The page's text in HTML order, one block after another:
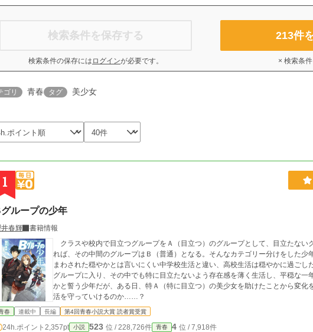
検索条件を保存する
検索条件の保存には ログインが必要です。
213件
× 検索条
ゴリ 青春 タグ 美少女
1
ループの少年
春輝
書籍情報
クラスや校内で目立つグループをＡ（目立つ）のグループとして、目立たない
れば、その中間のグループはＢ（普通）となる。そんなカテゴリー分けをした少
まわされた穏やかとは言いにくい中学校生活と違い、高校生活は穏やかに過ごし
グループに入り、その中でも特に目立たないよう存在感を薄く生活し、平穏な一
かと誓う少年だが、ある日、特Ａ（特に目立つ）の美少女を助けたことから変化
活を守っていけるのか……？
春 連載中 長編 第4回青春小説大賞 読者賞受賞
24h.ポイント 2,357pt 小説 523 位 / 228,726件 青春 4 位 / 7,918件